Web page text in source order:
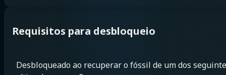
Requisitos para desbloqueio
Desbloqueado ao recuperar o fóssil de um dos